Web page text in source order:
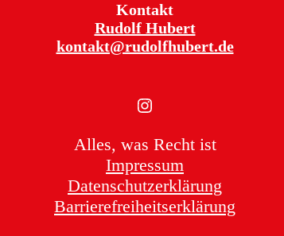
Kontakt
Rudolf Hubert
kontakt@rudolfhubert.de
Instagram
Alles, was Recht ist
Impressum
Datenschutzerklärung
Barrierefreiheitserklärung